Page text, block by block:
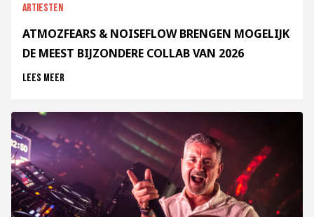
Artiesten
ATMOZFEARS & NOISEFLOW BRENGEN MOGELIJK
DE MEEST BIJZONDERE COLLAB VAN 2026
Lees meer